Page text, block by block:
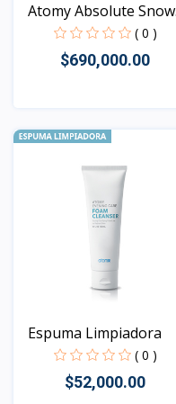
Atomy Absolute Snow
( 0 )
$690,000.00
Vista
Espuma Limpiadora
( 0 )
$52,000.00